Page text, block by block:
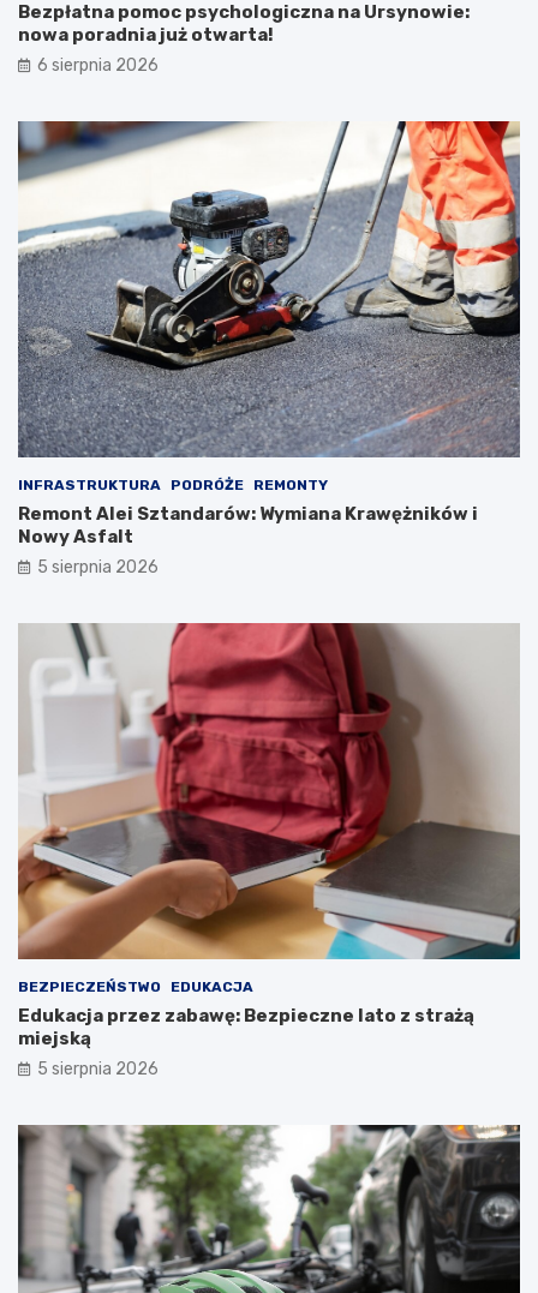
Bezpłatna pomoc psychologiczna na Ursynowie:
nowa poradnia już otwarta!
6 sierpnia 2026
INFRASTRUKTURA PODRÓŻE REMONTY
Remont Alei Sztandarów: Wymiana Krawężników i
Nowy Asfalt
5 sierpnia 2026
BEZPIECZEŃSTWO EDUKACJA
Edukacja przez zabawę: Bezpieczne lato z strażą
miejską
5 sierpnia 2026